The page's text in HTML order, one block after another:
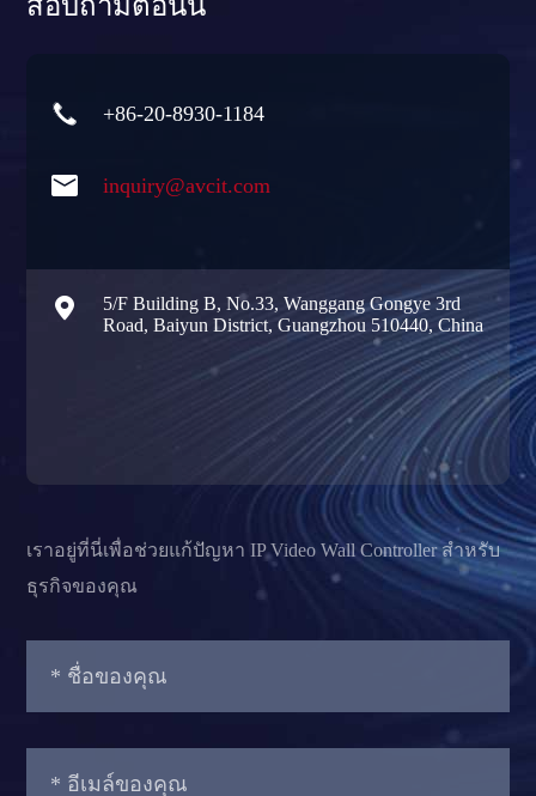
เราอยู่ที่นี่เพื่อช่วยแก้ปัญหา IP Video Wall Controller สำหรับ
ธุรกิจของคุณ
 +86-20-8930-1184
 inquiry@avcit.com

5/F Building B, No.33, Wanggang Gongye 3rd
Road, Baiyun District, Guangzhou 510440, China